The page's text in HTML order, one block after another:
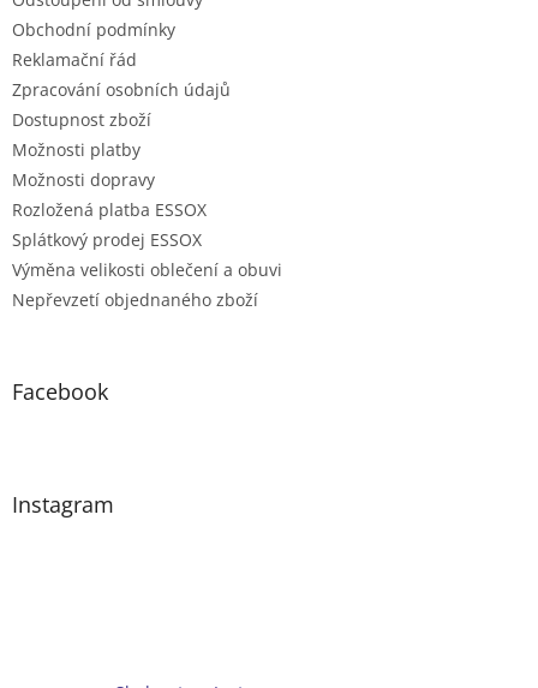
Obchodní podmínky
Reklamační řád
Zpracování osobních údajů
Dostupnost zboží
Možnosti platby
Možnosti dopravy
Rozložená platba ESSOX
Splátkový prodej ESSOX
Výměna velikosti oblečení a obuvi
Nepřevzetí objednaného zboží
Facebook
Instagram